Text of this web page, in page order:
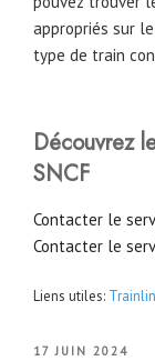
appropriés sur
type de train
Découvrez
SNCF
Contacter le
Contacter le
Liens utiles:
PUBLIÉ
17 JUIN 2024